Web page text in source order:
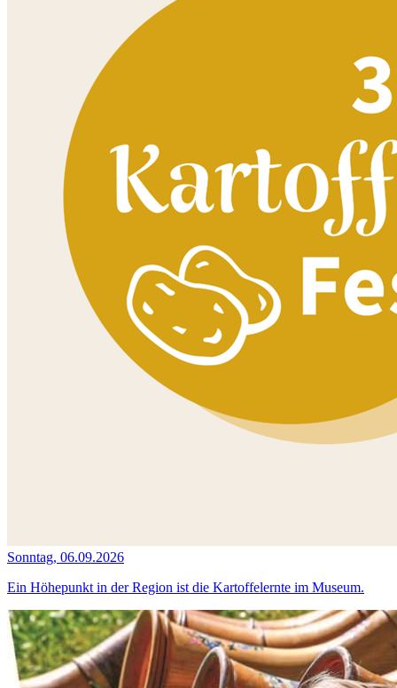
Sonntag, 06.09.2026
Ein Höhepunkt in der Region ist die Kartoffelernte im Museum.